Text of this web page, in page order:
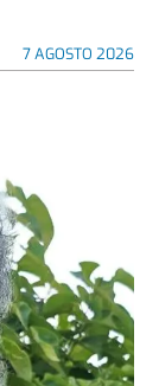
7 AGOSTO 2026